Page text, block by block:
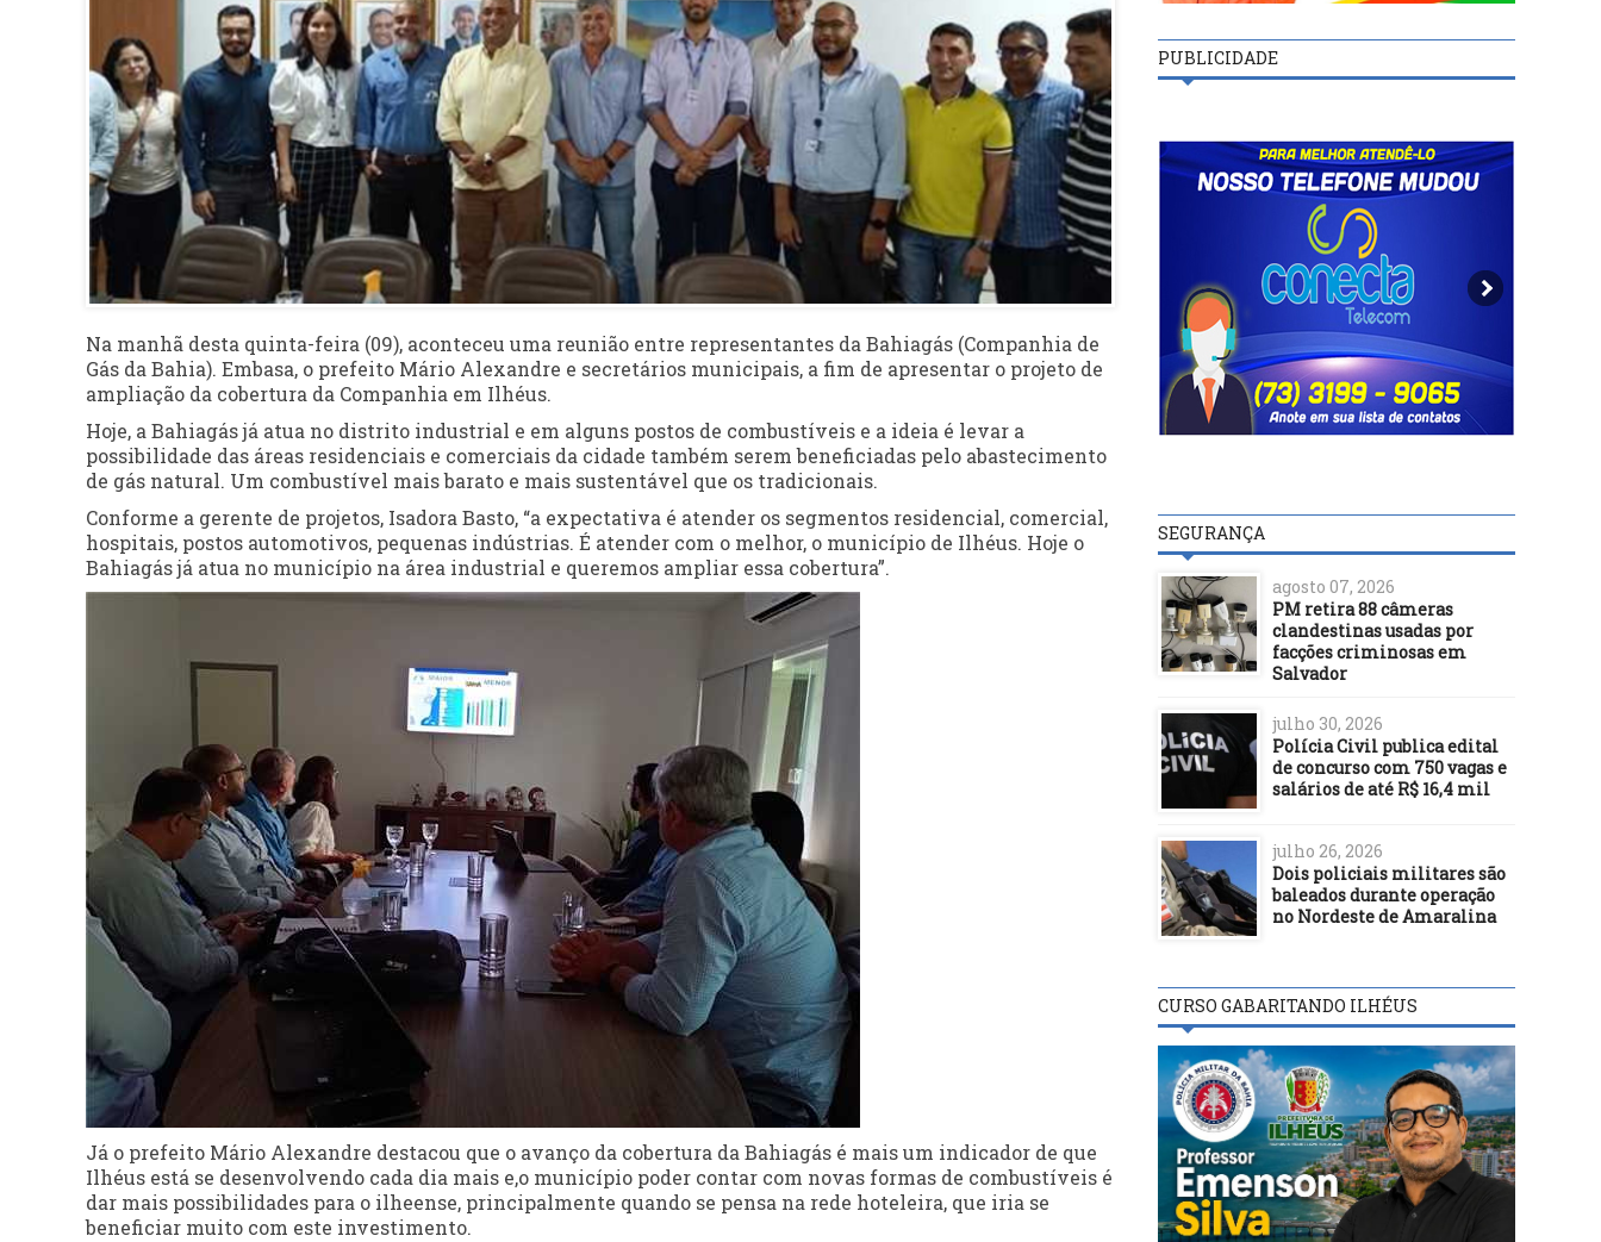
Na manhã desta quinta-feira (09), aconteceu uma reunião entre representantes da Bahiagás (Companhia de
Gás da Bahia). Embasa, o prefeito Mário Alexandre e secretários municipais, a fim de apresentar o projeto de
ampliação da cobertura da Companhia em Ilhéus.
Hoje, a Bahiagás já atua no distrito industrial e em alguns postos de combustíveis e a ideia é levar a
possibilidade das áreas residenciais e comerciais da cidade também serem beneficiadas pelo abastecimento
de gás natural. Um combustível mais barato e mais sustentável que os tradicionais.
Conforme a gerente de projetos, Isadora Basto, “a expectativa é atender os segmentos residencial, comercial,
hospitais, postos automotivos, pequenas indústrias. É atender com o melhor, o município de Ilhéus. Hoje o
Bahiagás já atua no município na área industrial e queremos ampliar essa cobertura”.
Já o prefeito Mário Alexandre destacou que o avanço da cobertura da Bahiagás é mais um indicador de que
Ilhéus está se desenvolvendo cada dia mais e,o município poder contar com novas formas de combustíveis é
dar mais possibilidades para o ilheense, principalmente quando se pensa na rede hoteleira, que iria se
beneficiar muito com este investimento.
PUBLICIDADE
SEGURANÇA
agosto 07, 2026
PM retira 88 câmeras
clandestinas usadas por
facções criminosas em
Salvador
julho 30, 2026
Polícia Civil publica edital
de concurso com 750 vagas e
salários de até R$ 16,4 mil
julho 26, 2026
Dois policiais militares são
baleados durante operação
no Nordeste de Amaralina
CURSO GABARITANDO ILHÉUS